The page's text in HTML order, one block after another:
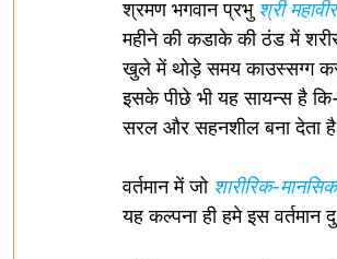
श्रमण भगवान प्रभु श्री
महीने की कडाके की ठंड में
खुले में थोड़े समय काउस्सग्ग
इसके पीछे भी यह सायन्स है
सरल और सहनशील बना देता
वर्तमान में जो शारीरिक-
यह कल्पना ही हमे इस